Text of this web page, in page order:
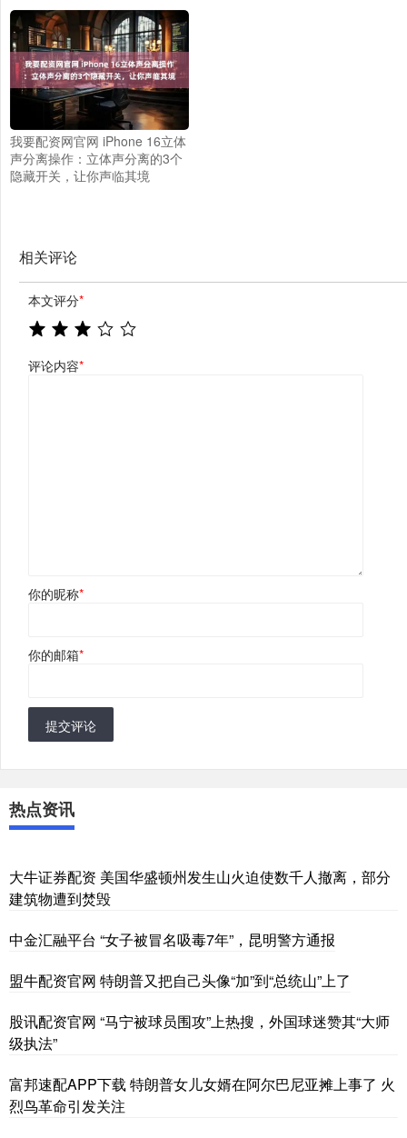
我要配资网官网 iPhone 16立体
声分离操作：立体声分离的3个
隐藏开关，让你声临其境
相关评论
本文评分*
评论内容*
你的昵称*
你的邮箱*
提交评论
热点资讯
大牛证券配资 美国华盛顿州发生山火迫使数千人撤离，部分
建筑物遭到焚毁
中金汇融平台 “女子被冒名吸毒7年”，昆明警方通报
盟牛配资官网 特朗普又把自己头像“加”到“总统山”上了
股讯配资官网 “马宁被球员围攻”上热搜，外国球迷赞其“大师
级执法”
富邦速配APP下载 特朗普女儿女婿在阿尔巴尼亚摊上事了 火
烈鸟革命引发关注